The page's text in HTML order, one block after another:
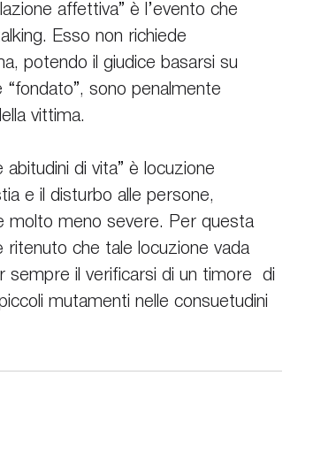
affettiva” è l’evento che
Esso non richiede
potendo il giudice basarsi su
sono penalmente
vittima.
di vita” è locuzione
e il disturbo alle persone,
molto meno severe. Per questa
ritenuto che tale locuzione vada
il verificarsi di un timore  di
mutamenti nelle consuetudini